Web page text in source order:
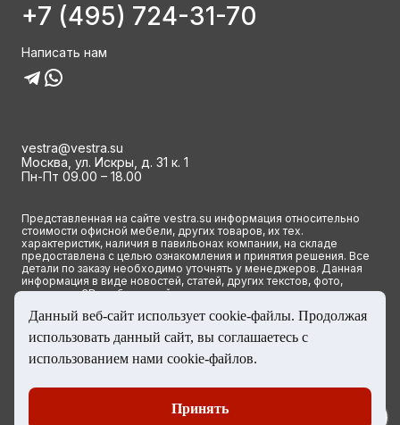
+7 (495) 724-31-70
Написать нам
vestra@vestra.su
Москва, ул. Искры, д. 31 к. 1
Пн-Пт 09.00 – 18.00
Представленная на сайте vestra.su информация относительно
стоимости офисной мебели, других товаров, их тех.
характеристик, наличия в павильонах компании, на складе
предоставлена с целью ознакомления и принятия решения. Все
детали по заказу необходимо уточнять у менеджеров. Данная
информация в виде новостей, статей, других текстов, фото,
картинок и 3D изображений ни при каких условиях не является
положениями ст. 437(2) Гражданского кодекса РФ.
© 2023 Группа компаний ВЕСТРА. Все права сайта защищены
Данный веб-сайт использует cookie-файлы. Продолжая
использовать данный сайт, вы соглашаетесь с
использованием нами cookie-файлов.
Принять